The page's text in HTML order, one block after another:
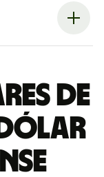
de
dólar